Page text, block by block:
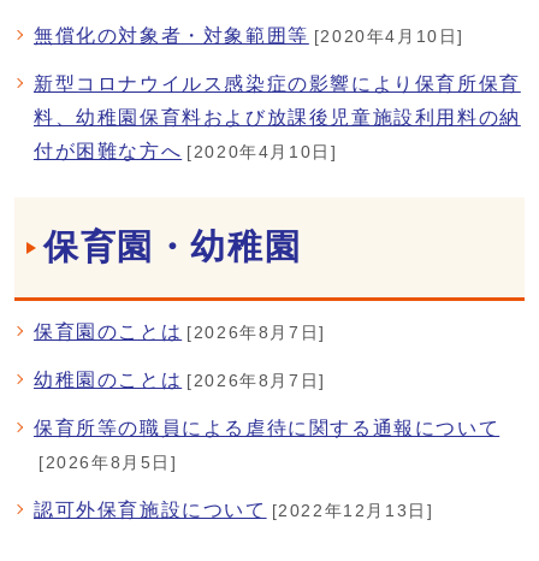
無償化の対象者・対象範囲等 [2020年4月10日]
新型コロナウイルス感染症の影響により保育所保育
料、幼稚園保育料および放課後児童施設利用料の納
付が困難な方へ [2020年4月10日]
保育園・幼稚園
保育園のことは [2026年8月7日]
幼稚園のことは [2026年8月7日]
保育所等の職員による虐待に関する通報について
[2026年8月5日]
認可外保育施設について [2022年12月13日]